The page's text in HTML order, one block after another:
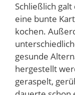
Schließlich
eine bunte
kochen.
gesunde
hergestellt
geraspelt,